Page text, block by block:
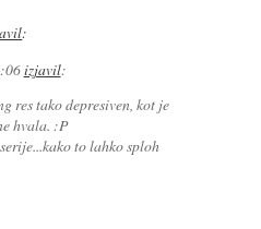
:
izjavil:
res tako depresiven, kot je
hvala. :P
to lahko sploh